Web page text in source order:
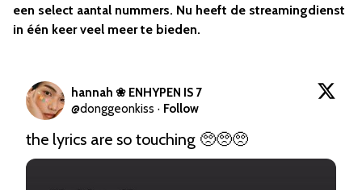
een select aantal nummers. Nu heeft de streamingdienst
in één keer veel meer te bieden.
hannah ❀ ENHYPEN IS 7
@donggeonkiss · Follow
the lyrics are so touching 🥺🥺🥺